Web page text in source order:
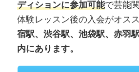
ディションに参加可能で芸能
体験レッスン後の入会がオスス
宿駅、渋谷駅、池袋駅、赤羽
内にあります。